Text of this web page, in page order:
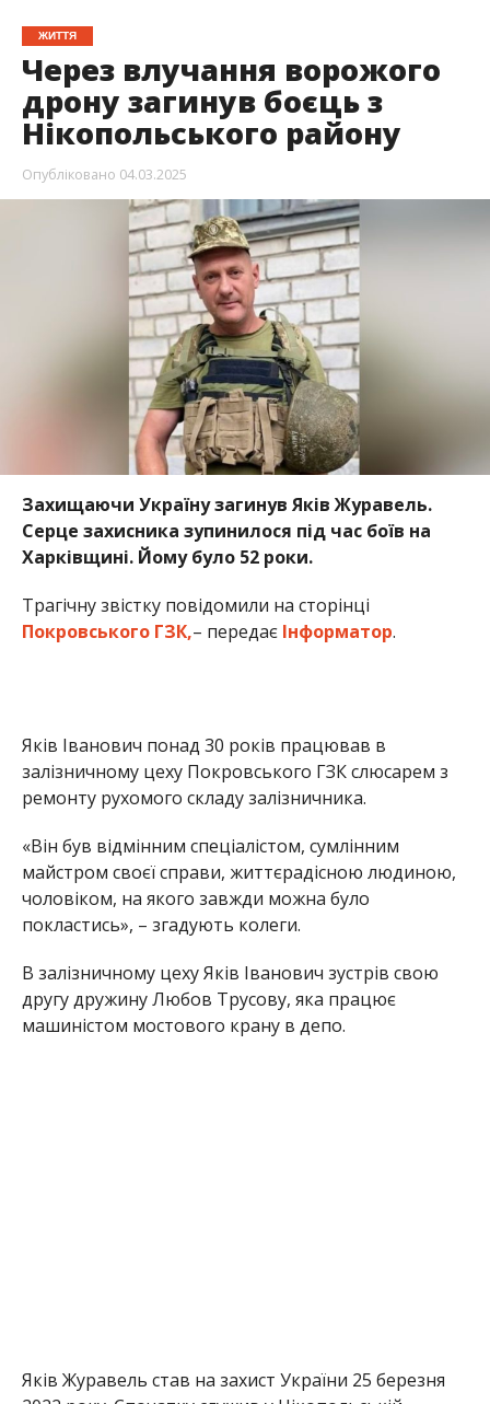
ЖИТТЯ
Через влучання ворожого
дрону загинув боєць з
Нікопольського району
Опубліковано 04.03.2025
Захищаючи Україну загинув Яків Журавель.
Серце захисника зупинилося під час боїв на
Харківщині. Йому було 52 роки.
Трагічну звістку повідомили на сторінці
Покровського ГЗК,– передає Інформатор.
Яків Іванович понад 30 років працював в
залізничному цеху Покровського ГЗК слюсарем з
ремонту рухомого складу залізничника.
«Він був відмінним спеціалістом, сумлінним
майстром своєї справи, життєрадісною людиною,
чоловіком, на якого завжди можна було
покластись», – згадують колеги.
В залізничному цеху Яків Іванович зустрів свою
другу дружину Любов Трусову, яка працює
машиністом мостового крану в депо.
Яків Журавель став на захист України 25 березня